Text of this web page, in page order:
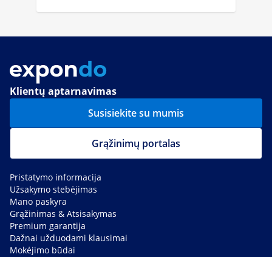
Klientų aptarnavimas
Susisiekite su mumis
Grąžinimų portalas
Pristatymo informacija
Užsakymo stebėjimas
Mano paskyra
Grąžinimas & Atsisakymas
Premium garantija
Dažnai užduodami klausimai
Mokėjimo būdai